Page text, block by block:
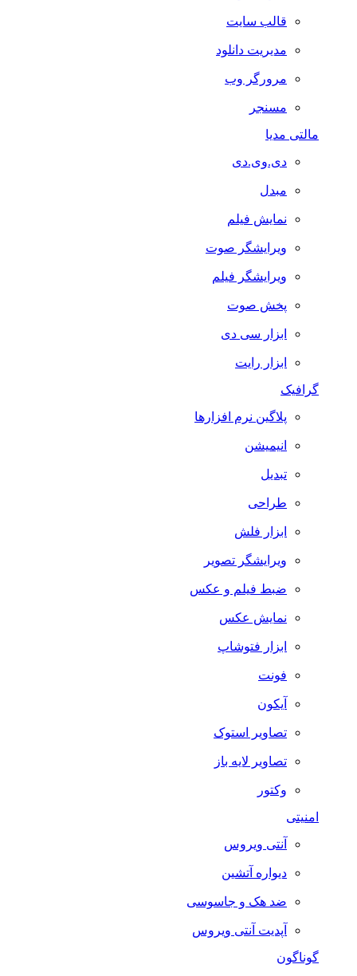
قالب سایت
مدیریت دانلود
مرورگر وب
مسنجر
مالتی مدیا
دی.وی.دی
مبدل
نمایش فیلم
ویرایشگر صوت
ویرایشگر فیلم
پخش صوت
ابزار سی دی
ابزار رایت
گرافیک
پلاگین نرم افزارها
انیمیشن
تبدیل
طراحی
ابزار فلش
ویرایشگر تصویر
ضبط فيلم و عكس
نمایش عکس
ابزار فتوشاپ
فونت
آیکون
تصاویر استوک
تصاویر لایه باز
وکتور
امنیتی
آنتی ویروس
دیواره آتشین
ضد هک و جاسوسی
آپدیت آنتی ویروس
گوناگون